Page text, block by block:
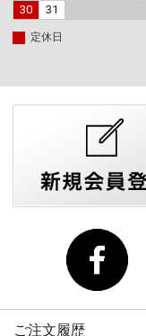
30
31
定休日
ご注文履歴